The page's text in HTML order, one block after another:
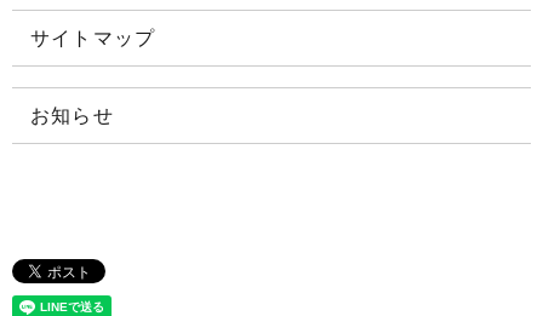
サイトマップ
お知らせ